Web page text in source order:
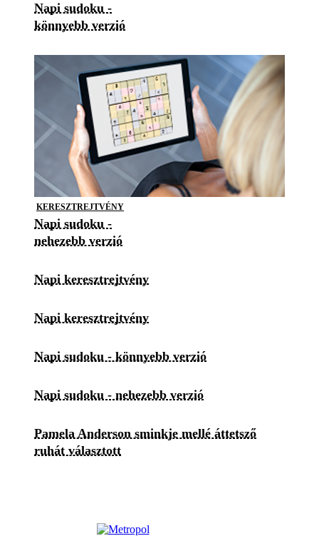
Napi sudoku -
könnyebb verzió
KERESZTREJTVÉNY
Napi sudoku -
nehezebb verzió
Napi keresztrejtvény
Napi keresztrejtvény
Napi sudoku - könnyebb verzió
Napi sudoku - nehezebb verzió
Pamela Anderson sminkje mellé áttetsző
ruhát választott